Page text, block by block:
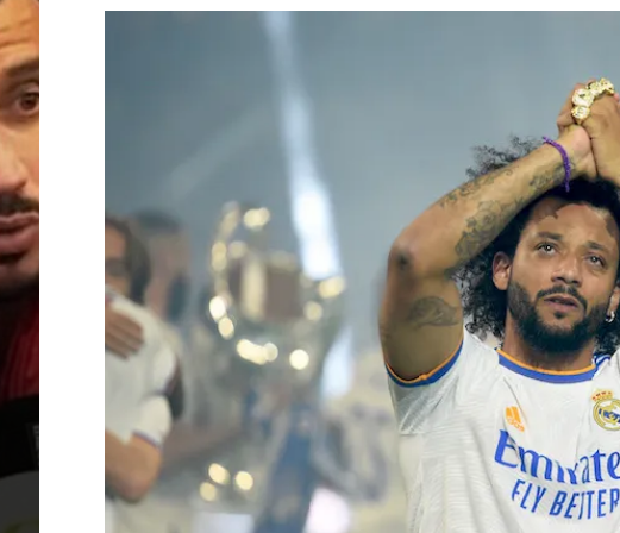
حكيمي يوجّه رسالة
للمغاربة “نحتاج إلى
الوحدة والدعم”
حسابات التأهل.. ماذا يحتاج
الأسود لتفادي لعب الثمن
في البيضاء؟